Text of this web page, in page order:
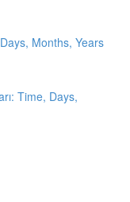
Months, Years
Time, Days,